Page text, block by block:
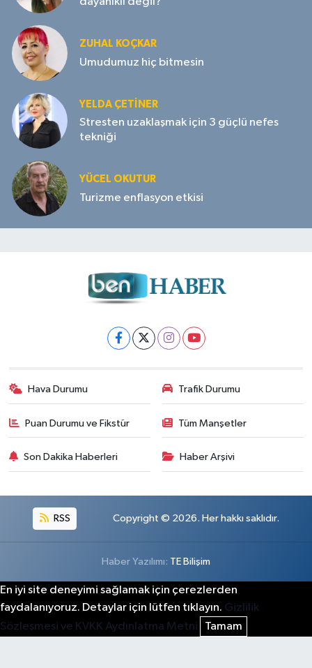
ZUHAL KOÇKAR
Umudumuz hiç bitmesin
YELDA ÇETİNER
Stresten uzaklaşmak için 3 güçlü nefes
tekniği
YÜCEL OKUTUR
Turizme enflasyon etkisi
Hava Durumu Trafik Durumu
Puan Durumu ve Fikstür Tüm Manşetler
Son Dakika Haberleri Haber Arşivi
RSS Copyright © 2026. Her hakkı saklıdır.
Haber Yazılımı: TE Bilişim
En iyi site deneyimi sağlamak için çerezlerden
faydalanıyoruz. Detaylar için lütfen tıklayın. Gizlilik
Sözleşmesi ve KVKK Aydınlatma Metni
Tamam